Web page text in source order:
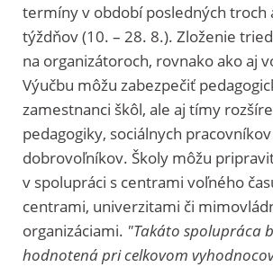
termíny v období posledných troch
týždňov (10. – 28. 8.). Zloženie
na organizátoroch, rovnako ako aj
Výučbu môžu zabezpečiť
zamestnanci škôl, ale aj tímy
pedagogiky, sociálnych pracovníkov
dobrovoľníkov. Školy môžu
v spolupráci s centrami voľného
centrami, univerzitami či
organizáciami. "Takáto spolupráca
hodnotená pri celkovom